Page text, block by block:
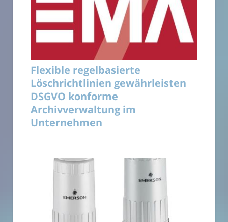
Flexible regelbasierte
Löschrichtlinien gewährleisten
DSGVO konforme
Archivverwaltung im
Unternehmen